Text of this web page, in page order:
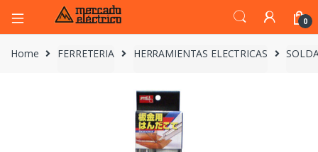
0
Home FERRETERIA HERRAMIENTAS ELECTRICAS